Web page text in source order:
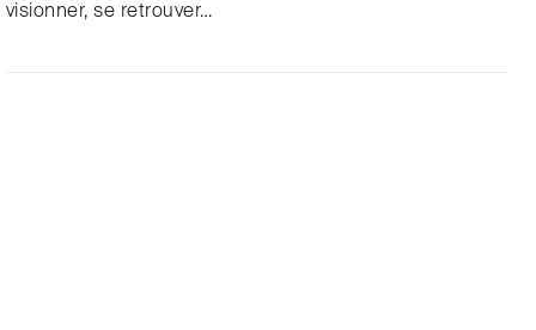
visionner, se retrouver…